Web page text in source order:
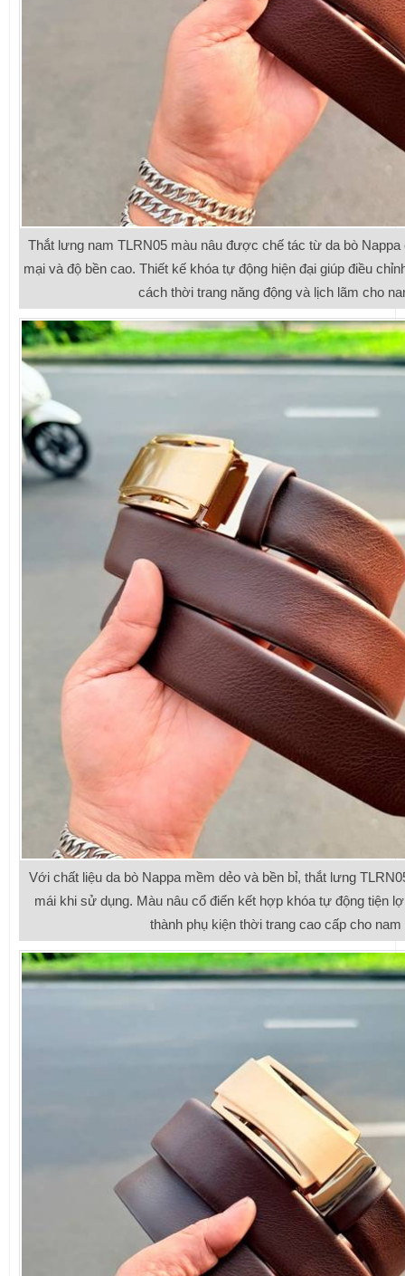
Thắt lưng nam TLRN05 màu nâu được chế tác từ da bò
mại và độ bền cao. Thiết kế khóa tự động hiện đại giúp điều
cách thời trang năng động và lịch lãm cho
Với chất liệu da bò Nappa mềm dẻo và bền bỉ, thắt lưng
mái khi sử dụng. Màu nâu cổ điển kết hợp khóa tự động tiện
thành phụ kiện thời trang cao cấp cho